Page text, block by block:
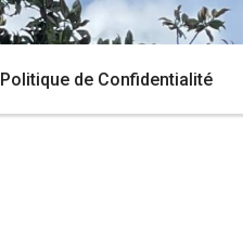
Politique de Confidentialité